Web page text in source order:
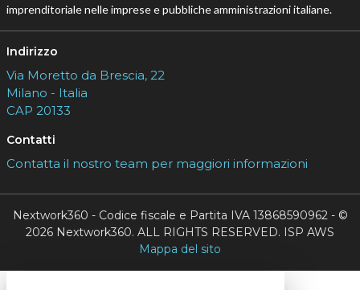
imprenditoriale nelle imprese e pubbliche amministrazioni italiane.
Indirizzo
Via Moretto da Brescia, 22
Milano - Italia
CAP 20133
Contatti
Contatta il nostro team per maggiori informazioni
Nextwork360 - Codice fiscale e Partita IVA 13868590962 - ©
2026 Nextwork360. ALL RIGHTS RESERVED. ISP AWS
Mappa del sito